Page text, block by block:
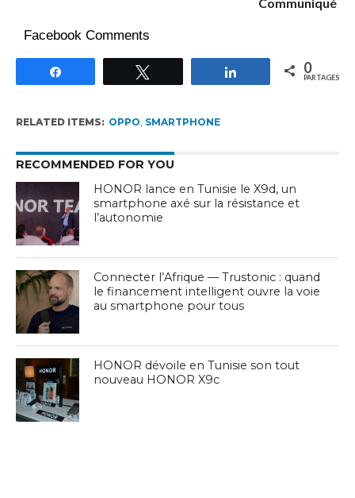
Facebook Comments
Partagez 0
PARTAGES
RELATED ITEMS: OPPO SMARTPHONE
RECOMMENDED FOR YOU
HONOR lance en Tunisie le X9d, un
smartphone axé sur la résistance et
l’autonomie
Connecter l’Afrique — Trustonic : quand
le financement intelligent ouvre la voie
au smartphone pour tous
HONOR dévoile en Tunisie son tout
nouveau HONOR X9c